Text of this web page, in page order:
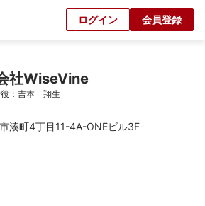
ログイン 会員登録
社WiseVine
：吉本　翔生
湊町4丁目11-4A-ONEビル3F